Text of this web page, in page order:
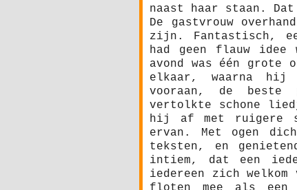
naast haar staan.
De gastvrouw
zijn. Fantastisch,
had geen flauw
avond was één grote
elkaar, waarna hij
vooraan, de beste
vertolkte schone
hij af met ruigere
ervan. Met ogen
teksten, en
intiem, dat een
iedereen zich